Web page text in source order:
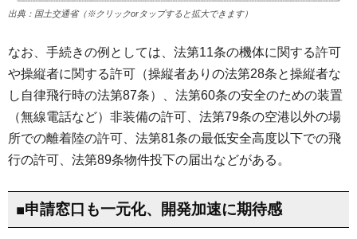
出典：国土交通省（※クリックorタップすると拡大できます）
なお、手続きの例としては、法第11条の機体に関する許可
や操縦者に関する許可（操縦者ありの法第28条と操縦者な
し自律飛行時の法第87条）、法第60条の安全のための装置
（無線電話など）非装備の許可、法第79条の空港以外の場
所での離着陸の許可、法第81条の最低安全高度以下での飛
行の許可、法第89条物件投下の届出などがある。
■申請窓口も一元化、開発加速に期待感